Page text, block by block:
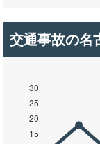
交通事故の名